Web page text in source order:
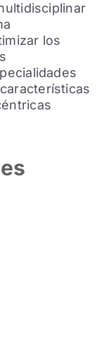
los